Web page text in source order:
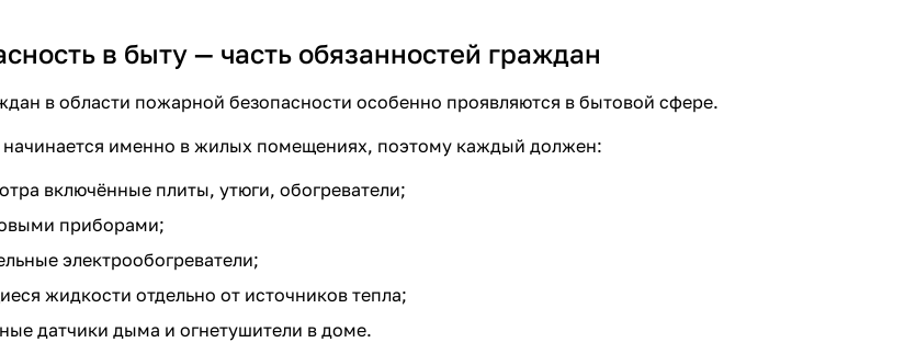
в быту — часть обязанностей граждан
в области пожарной безопасности особенно проявляются в бытовой сфере.
начинается именно в жилых помещениях, поэтому каждый должен:
включённые плиты, утюги, обогреватели;
приборами;
электрообогреватели;
жидкости отдельно от источников тепла;
датчики дыма и огнетушители в доме.